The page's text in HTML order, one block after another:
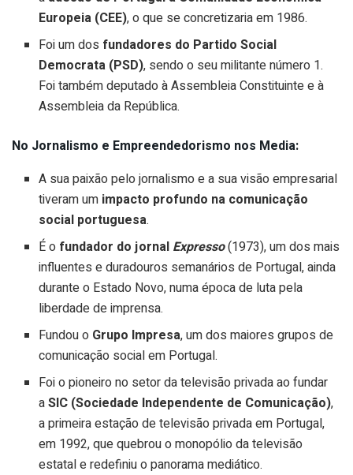
Europeia (CEE), o que se concretizaria em 1986.
​Foi um dos fundadores do Partido Social
Democrata (PSD), sendo o seu militante número 1.
Foi também deputado à Assembleia Constituinte e à
Assembleia da República.
No Jornalismo e Empreendedorismo nos Media:
​A sua paixão pelo jornalismo e a sua visão empresarial
tiveram um impacto profundo na comunicação
social portuguesa.
​É o fundador do jornal Expresso(1973), um dos mais
influentes e duradouros semanários de Portugal, ainda
durante o Estado Novo, numa época de luta pela
liberdade de imprensa.
​Fundou o Grupo Impresa, um dos maiores grupos de
comunicação social em Portugal.
​Foi o pioneiro no setor da televisão privada ao fundar
aSIC (Sociedade Independente de Comunicação),
a primeira estação de televisão privada em Portugal,
em 1992, que quebrou o monopólio da televisão
estatal e redefiniu o panorama mediático.